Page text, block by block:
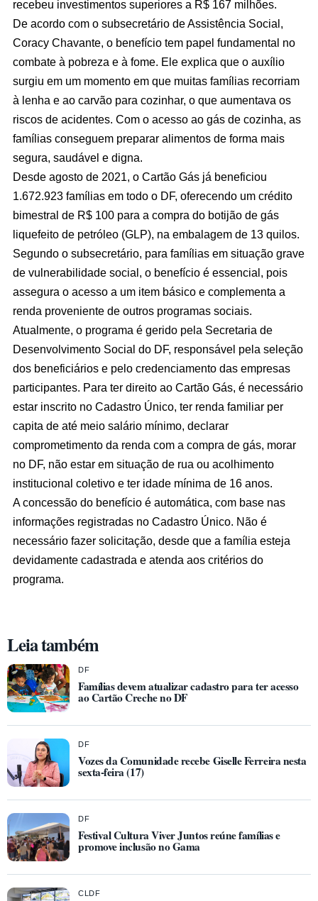
recebeu investimentos superiores a R$ 167 milhões.
De acordo com o subsecretário de Assistência Social,
Coracy Chavante, o benefício tem papel fundamental no
combate à pobreza e à fome. Ele explica que o auxílio
surgiu em um momento em que muitas famílias recorriam
à lenha e ao carvão para cozinhar, o que aumentava os
riscos de acidentes. Com o acesso ao gás de cozinha, as
famílias conseguem preparar alimentos de forma mais
segura, saudável e digna.
Desde agosto de 2021, o Cartão Gás já beneficiou
1.672.923 famílias em todo o DF, oferecendo um crédito
bimestral de R$ 100 para a compra do botijão de gás
liquefeito de petróleo (GLP), na embalagem de 13 quilos.
Segundo o subsecretário, para famílias em situação grave
de vulnerabilidade social, o benefício é essencial, pois
assegura o acesso a um item básico e complementa a
renda proveniente de outros programas sociais.
Atualmente, o programa é gerido pela Secretaria de
Desenvolvimento Social do DF, responsável pela seleção
dos beneficiários e pelo credenciamento das empresas
participantes. Para ter direito ao Cartão Gás, é necessário
estar inscrito no Cadastro Único, ter renda familiar per
capita de até meio salário mínimo, declarar
comprometimento da renda com a compra de gás, morar
no DF, não estar em situação de rua ou acolhimento
institucional coletivo e ter idade mínima de 16 anos.
A concessão do benefício é automática, com base nas
informações registradas no Cadastro Único. Não é
necessário fazer solicitação, desde que a família esteja
devidamente cadastrada e atenda aos critérios do
programa.
Leia também
DF
Famílias devem atualizar cadastro para ter acesso
ao Cartão Creche no DF
DF
Vozes da Comunidade recebe Giselle Ferreira nesta
sexta-feira (17)
DF
Festival Cultura Viver Juntos reúne famílias e
promove inclusão no Gama
CLDF